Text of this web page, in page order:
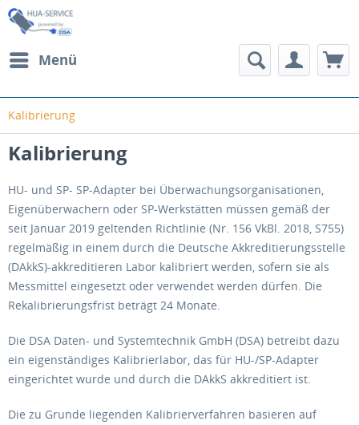
Menü
Kalibrierung
Kalibrierung
HU- und SP- SP-Adapter bei Überwachungsorganisationen,
Eigenüberwachern oder SP-Werkstätten müssen gemäß der
seit Januar 2019 geltenden Richtlinie (Nr. 156 VkBl. 2018, S755)
regelmäßig in einem durch die Deutsche Akkreditierungsstelle
(DAkkS)-akkreditieren Labor kalibriert werden, sofern sie als
Messmittel eingesetzt oder verwendet werden dürfen. Die
Rekalibrierungsfrist beträgt 24 Monate.
Die DSA Daten- und Systemtechnik GmbH (DSA) betreibt dazu
ein eigenständiges Kalibrierlabor, das für HU-/SP-Adapter
eingerichtet wurde und durch die DAkkS akkreditiert ist.
Die zu Grunde liegenden Kalibrierverfahren basieren auf